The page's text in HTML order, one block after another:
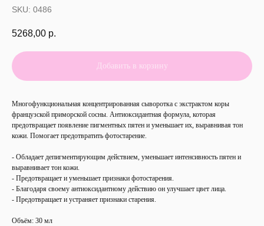
SKU: 0486
5268,00 р.
Добавить в корзину
Многофункциональная концентрированная сыворотка с экстрактом коры
французской приморской сосны. Антиоксидантная формула, которая
предотвращает появление пигментных пятен и уменьшает их, выравнивая тон
кожи. Помогает предотвратить фотостарение.
- Обладает депигментирующим действием, уменьшает интенсивность пятен и
выравнивает тон кожи.
- Предотвращает и уменьшает признаки фотостарения.
- Благодаря своему антиоксидантному действию он улучшает цвет лица.
- Предотвращает и устраняет признаки старения.
Объём: 30 мл